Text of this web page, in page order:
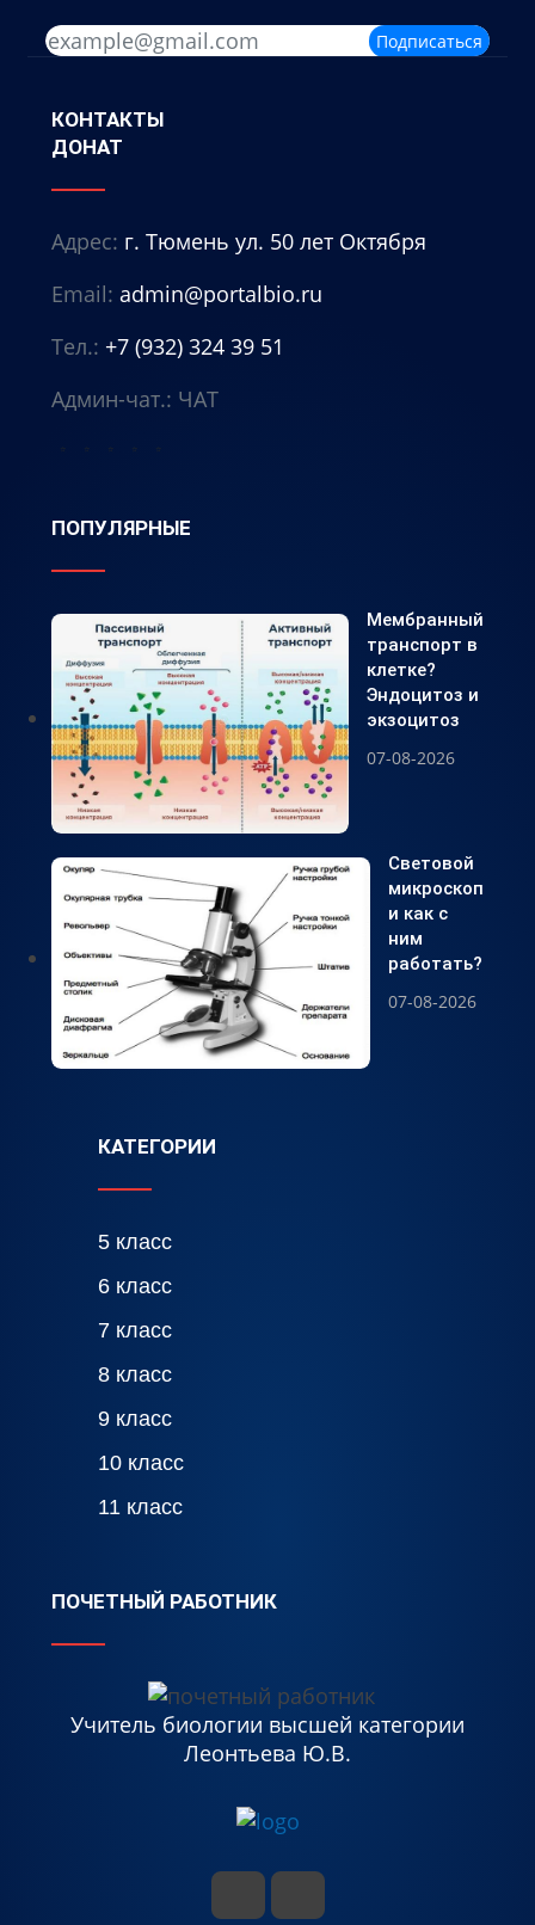
Подписаться
КОНТАКТЫ
ДОНАТ
Адрес: г. Тюмень ул. 50 лет Октября
Email: admin@portalbio.ru
Тел.: +7 (932) 324 39 51
Админ-чат.: ЧАТ
ПОПУЛЯРНЫЕ
Мембранный
транспорт в
клетке?
Эндоцитоз и
экзоцитоз
07-08-2026
Световой
микроскоп
и как с
ним
работать?
07-08-2026
КАТЕГОРИИ
5 класс
6 класс
7 класс
8 класс
9 класс
10 класс
11 класс
ПОЧЕТНЫЙ РАБОТНИК
Учитель биологии высшей категории
Леонтьева Ю.В.